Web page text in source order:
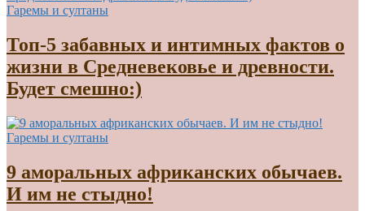
Гаремы и султаны
Топ-5 забавных и интимных фактов о
жизни в Средневековье и древности.
Будет смешно:)
Гаремы и султаны
9 аморальных африканских обычаев.
И им не стыдно!